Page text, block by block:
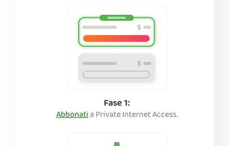
Fase 1:
Abbonatia Private Internet Access.